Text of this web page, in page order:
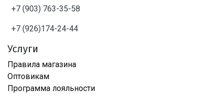
+7 (903) 763-35-58
+7 (926)174-24-44
Услуги
Правила магазина
Оптовикам
Программа лояльности